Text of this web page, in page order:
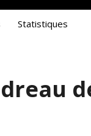
Statistiques